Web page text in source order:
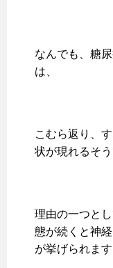
なんでも、糖
は、
こむら返り、
状が現れるそう
理由の一つと
態が続くと神
が挙げられます